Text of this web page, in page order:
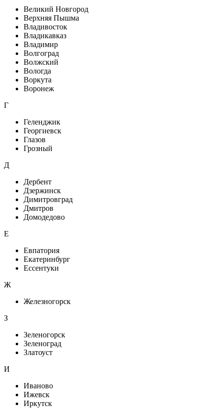
Великий Новгород
Верхняя Пышма
Владивосток
Владикавказ
Владимир
Волгоград
Волжский
Вологда
Воркута
Воронеж
Г
Геленджик
Георгиевск
Глазов
Грозный
Д
Дербент
Дзержинск
Димитровград
Дмитров
Домодедово
Е
Евпатория
Екатеринбург
Ессентуки
Ж
Железногорск
З
Зеленогорск
Зеленоград
Златоуст
И
Иваново
Ижевск
Иркутск